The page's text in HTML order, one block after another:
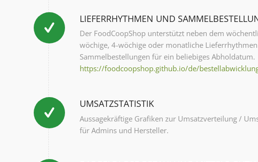
LIEFERRHYTHMEN UND
Der FoodCoopShop unterstützt neben dem
wöchige, 4-wöchige oder monatliche
Sammelbestellungen für ein beliebiges Abholdatum.
https://foodcoopshop.github.io/de/
UMSATZSTATISTIK
Aussagekräftige Grafiken zur Umsatzverteilung /
für Admins und Hersteller.